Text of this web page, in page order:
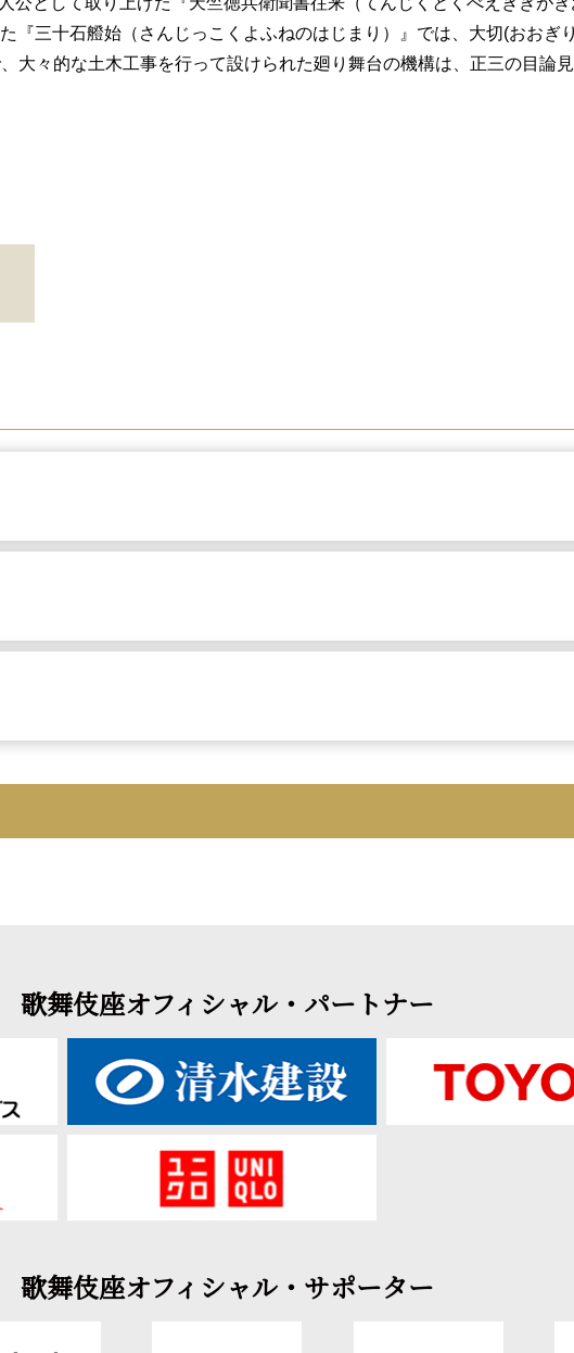
三十石艠始（さんじっこくよふねのはじまり）』では、大切(おおぎ
大々的な土木工事を行って設けられた廻り舞台の機構は、正三の目論
歌舞伎座オフィシャル・パートナー
歌舞伎座オフィシャル・サポーター